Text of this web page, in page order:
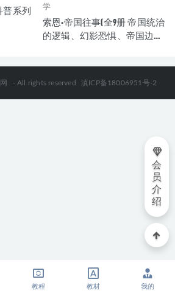
普系列
学
索恩·帝国往事(全9册 帝国统治
的逻辑、幻影恐惧、帝国边
- All rights reserved 滇ICP备18006951号-2
会
员
介
绍
教程 教材 我的